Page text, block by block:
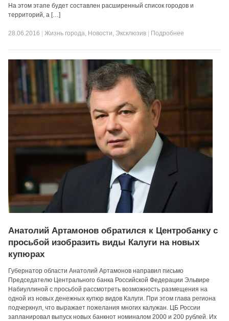
На этом этапе будет составлен расширенный список городов и
территорий, а […]
28.06.2016 |Жизнь города, Новости, Эксклюзив Подробнее
Анатолий Артамонов обратился к Центробанку с
просьбой изобразить виды Калуги на новых
купюрах
Губернатор области Анатолий Артамонов направил письмо
Председателю Центрального банка Российской Федерации Эльвире
Набиуллиной с просьбой рассмотреть возможность размещения на
одной из новых денежных купюр видов Калуги. При этом глава региона
подчеркнул, что выражает пожелания многих калужан. ЦБ России
запланировал выпуск новых банкнот номиналом 2000 и 200 рублей. Их